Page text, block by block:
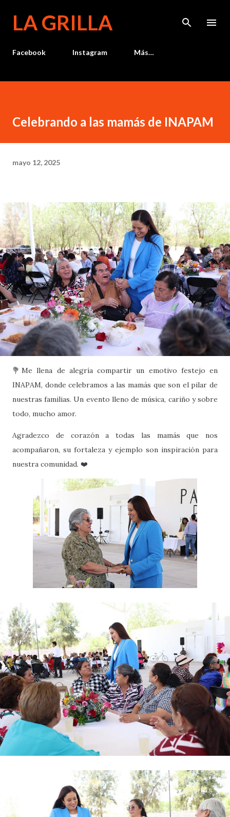
LA GRILLA
Facebook Instagram Más…
Celebrando a las mamás de INAPAM
mayo 12, 2025
💐Me llena de alegría compartir un emotivo festejo en
INAPAM, donde celebramos a las mamás que son el pilar de
nuestras familias. Un evento lleno de música, cariño y sobre
todo, mucho amor.
Agradezco de corazón a todas las mamás que nos
acompañaron, su fortaleza y ejemplo son inspiración para
nuestra comunidad. ❤️